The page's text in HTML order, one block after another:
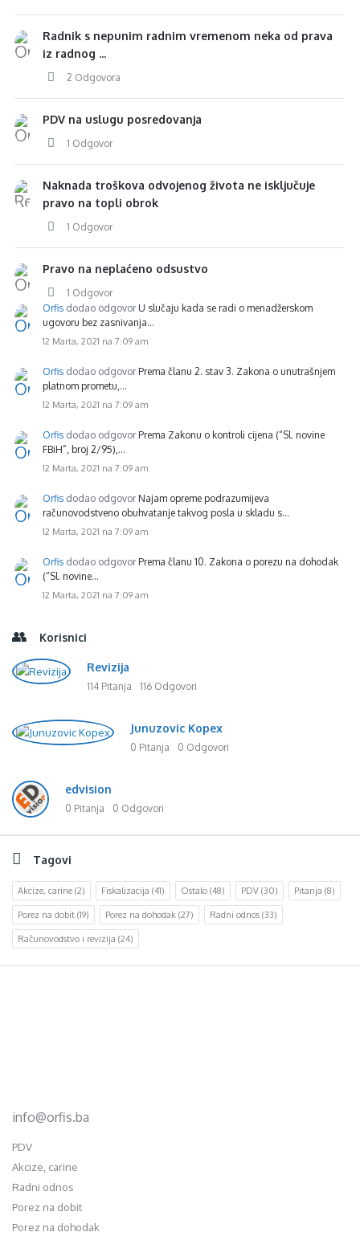
Radnik s nepunim radnim vremenom neka od prava
iz radnog ...
2 Odgovora
PDV na uslugu posredovanja
1 Odgovor
Naknada troškova odvojenog života ne isključuje
pravo na topli obrok
1 Odgovor
Pravo na neplaćeno odsustvo
1 Odgovor
Orfis dodao odgovor U slučaju kada se radi o menadžerskom
ugovoru bez zasnivanja…
12 Marta, 2021 na 7:09 am
Orfis dodao odgovor Prema članu 2. stav 3. Zakona o unutrašnjem
platnom prometu,…
12 Marta, 2021 na 7:09 am
Orfis dodao odgovor Prema Zakonu o kontroli cijena (“Sl. novine
FBiH”, broj 2/95),…
12 Marta, 2021 na 7:09 am
Orfis dodao odgovor Najam opreme podrazumijeva
računovodstveno obuhvatanje takvog posla u skladu s…
12 Marta, 2021 na 7:09 am
Orfis dodao odgovor Prema članu 10. Zakona o porezu na dohodak
(“Sl. novine…
12 Marta, 2021 na 7:09 am
Korisnici
Revizija
114 Pitanja 116 Odgovori
Junuzovic Kopex
0 Pitanja 0 Odgovori
edvision
0 Pitanja 0 Odgovori
Tagovi
Akcize, carine (2) Fiskalizacija (41) Ostalo (48) PDV (30) Pitanja (8)
Porez na dobit (19) Porez na dohodak (27) Radni odnos (33)
Računovodstvo i revizija (24)
info@orfis.ba
PDV
Akcize, carine
Radni odnos
Porez na dobit
Porez na dohodak